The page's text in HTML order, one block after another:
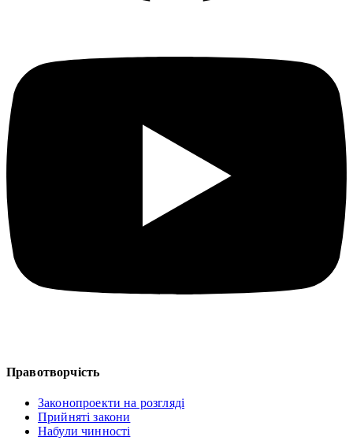
Правотворчість
Законопроекти на розгляді
Прийняті закони
Набули чинності